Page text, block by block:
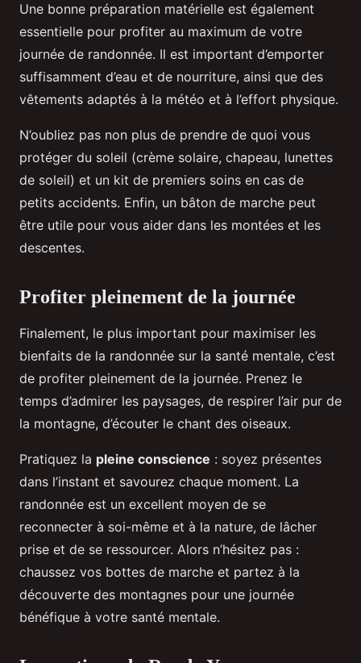
Une bonne préparation matérielle est également
essentielle pour profiter au maximum de votre
journée de randonnée. Il est important d’emporter
suffisamment d’eau et de nourriture, ainsi que des
vêtements adaptés à la météo et à l’effort physique.
N’oubliez pas non plus de prendre de quoi vous
protéger du soleil (crème solaire, chapeau, lunettes
de soleil) et un kit de premiers soins en cas de
petits accidents. Enfin, un bâton de marche peut
être utile pour vous aider dans les montées et les
descentes.
Profiter pleinement de la journée
Finalement, le plus important pour maximiser les
bienfaits de la randonnée sur la santé mentale, c’est
de profiter pleinement de la journée. Prenez le
temps d’admirer les paysages, de respirer l’air pur de
la montagne, d’écouter le chant des oiseaux.
Pratiquez la pleine conscience : soyez présentes
dans l’instant et savourez chaque moment. La
randonnée est un excellent moyen de se
reconnecter à soi-même et à la nature, de lâcher
prise et de se ressourcer. Alors n’hésitez pas :
chaussez vos bottes de marche et partez à la
découverte des montagnes pour une journée
bénéfique à votre santé mentale.